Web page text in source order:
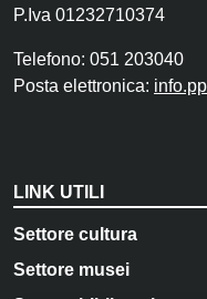
P.Iva 01232710374
Telefono: 051 203040
Posta elettronica:
LINK UTILI
Settore cultura
Settore musei